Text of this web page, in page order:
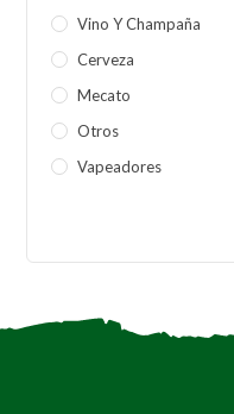
Vino Y Champaña
Cerveza
Mecato
Otros
Vapeadores